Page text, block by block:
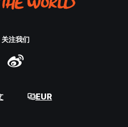
关注我们
EUR